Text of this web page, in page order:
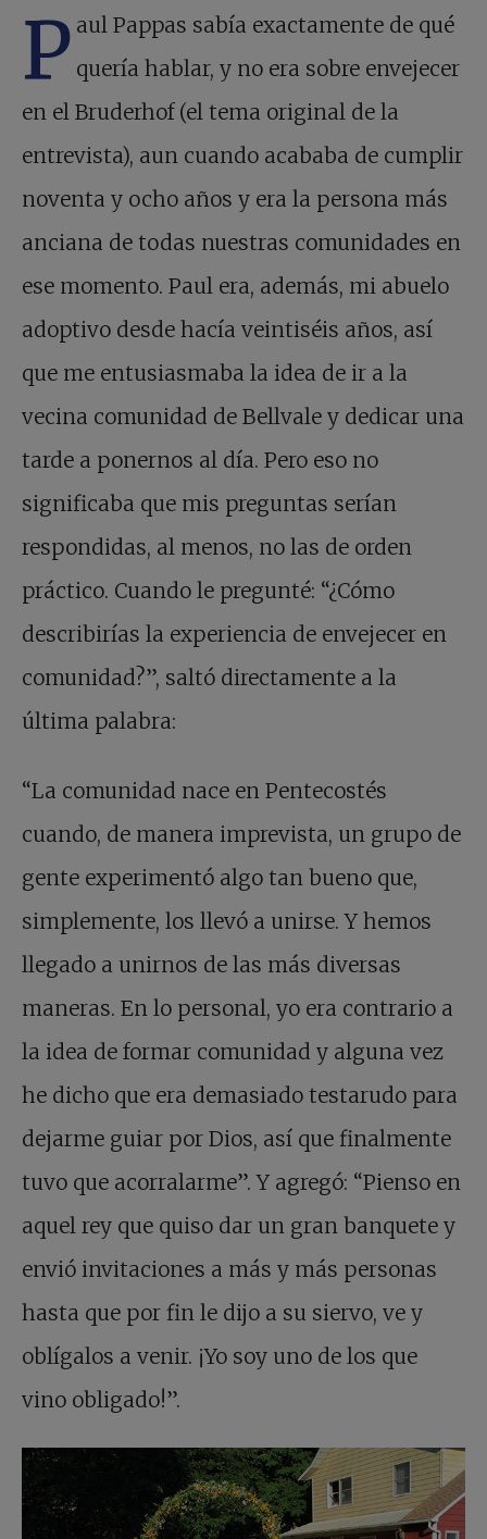
P aul Pappas sabía exactamente de qué
quería hablar, y no era sobre envejecer
en el Bruderhof (el tema original de la
entrevista), aun cuando acababa de cumplir
noventa y ocho años y era la persona más
anciana de todas nuestras comunidades en
ese momento. Paul era, además, mi abuelo
adoptivo desde hacía veintiséis años, así
que me entusiasmaba la idea de ir a la
vecina comunidad de Bellvale y dedicar una
tarde a ponernos al día. Pero eso no
significaba que mis preguntas serían
respondidas, al menos, no las de orden
práctico. Cuando le pregunté: “¿Cómo
describirías la experiencia de envejecer en
comunidad?”, saltó directamente a la
última palabra:
“La comunidad nace en Pentecostés
cuando, de manera imprevista, un grupo de
gente experimentó algo tan bueno que,
simplemente, los llevó a unirse. Y hemos
llegado a unirnos de las más diversas
maneras. En lo personal, yo era contrario a
la idea de formar comunidad y alguna vez
he dicho que era demasiado testarudo para
dejarme guiar por Dios, así que finalmente
tuvo que acorralarme”. Y agregó: “Pienso en
aquel rey que quiso dar un gran banquete y
envió invitaciones a más y más personas
hasta que por fin le dijo a su siervo, ve y
oblígalos a venir. ¡Yo soy uno de los que
vino obligado!”.